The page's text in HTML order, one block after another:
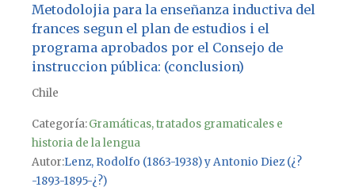
Metodolojia para la enseñanza inductiva del
frances segun el plan de estudios i el
programa aprobados por el Consejo de
instruccion pública: (conclusion)
Chile
Categoría:Gramáticas, tratados gramaticales e
historia de la lengua
Autor Lenz, Rodolfo (1863-1938) y Antonio Diez (¿?
-1893-1895-¿?)